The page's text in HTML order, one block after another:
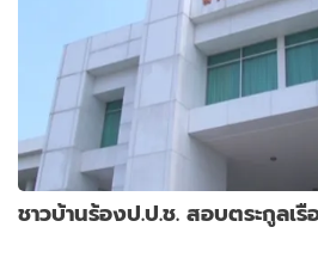
ชาวบ้านร้องป.ป.ช. สอบตระกูลเ